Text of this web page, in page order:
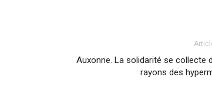
Auxonne. La solidarité se collecte
rayons des